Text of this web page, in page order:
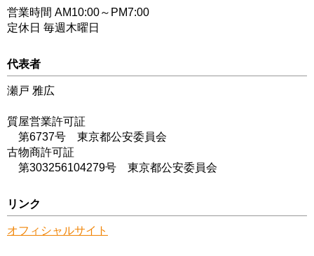
営業時間 AM10:00～PM7:00
定休日 毎週木曜日
代表者
瀬戸 雅広
質屋営業許可証
第6737号 東京都公安委員会
古物商許可証
第303256104279号 東京都公安委員会
リンク
オフィシャルサイト